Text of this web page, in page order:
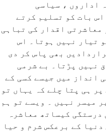
اداروں ، سیاسی
بات کو تسلیم کرتے
معاشرتی اقدار کی تباہی
تیار نہیں ہوتا۔ اس
بھی پاس کر دی
نہیں پڑتا۔ بے شرمی
انداز میں جیسے کسی کے
ہی پتا چلے کہ یہاں تو
میسر نہیں ۔ ویسے تو ہم
کیساتھ معاشرہ
کے برعکس شرم و حیا